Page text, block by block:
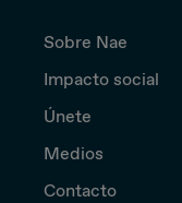
Sobre Nae
Impacto social
Únete
Medios
Contacto